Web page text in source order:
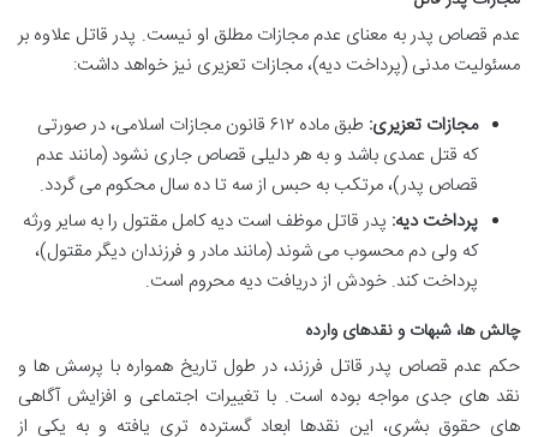
عدم قصاص پدر به معنای عدم مجازات مطلق او نیست. پدر قاتل علاوه بر
مسئولیت مدنی (پرداخت دیه)، مجازات تعزیری نیز خواهد داشت:
مجازات تعزیری:
طبق ماده ۶۱۲ قانون مجازات اسلامی، در صورتی
که قتل عمدی باشد و به هر دلیلی قصاص جاری نشود (مانند عدم
قصاص پدر)، مرتکب به حبس از سه تا ده سال محکوم می گردد.
پرداخت دیه: پدر قاتل موظف است دیه کامل مقتول را به سایر ورثه
که ولی دم محسوب می شوند (مانند مادر و فرزندان دیگر مقتول)،
پرداخت کند. خودش از دریافت دیه محروم است.
چالش ها، شبهات و نقدهای وارده
حکم عدم قصاص پدر قاتل فرزند، در طول تاریخ همواره با پرسش ها و
نقد های جدی مواجه بوده است. با تغییرات اجتماعی و افزایش آگاهی
های حقوق بشری، این نقدها ابعاد گسترده تری یافته و به یکی از